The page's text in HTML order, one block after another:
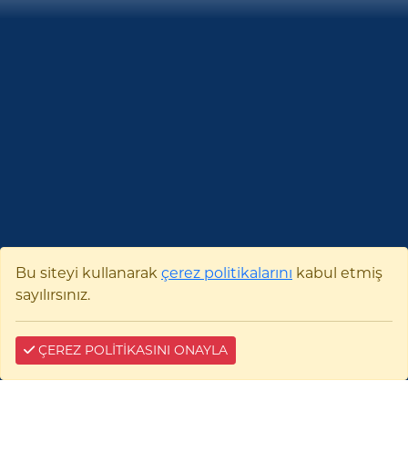
Bu siteyi kullanarak çerez politikalarını kabul etmiş
sayılırsınız.
ÇEREZ POLİTİKASINI ONAYLA